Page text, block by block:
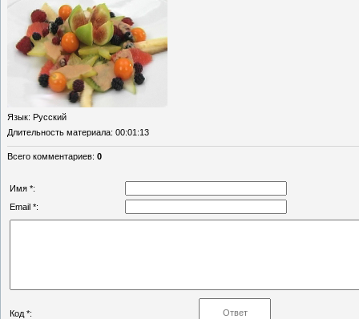
Язык: Русский
Длительность материала: 00:01:13
Всего комментариев: 0
Имя *:
Email *:
Код *: